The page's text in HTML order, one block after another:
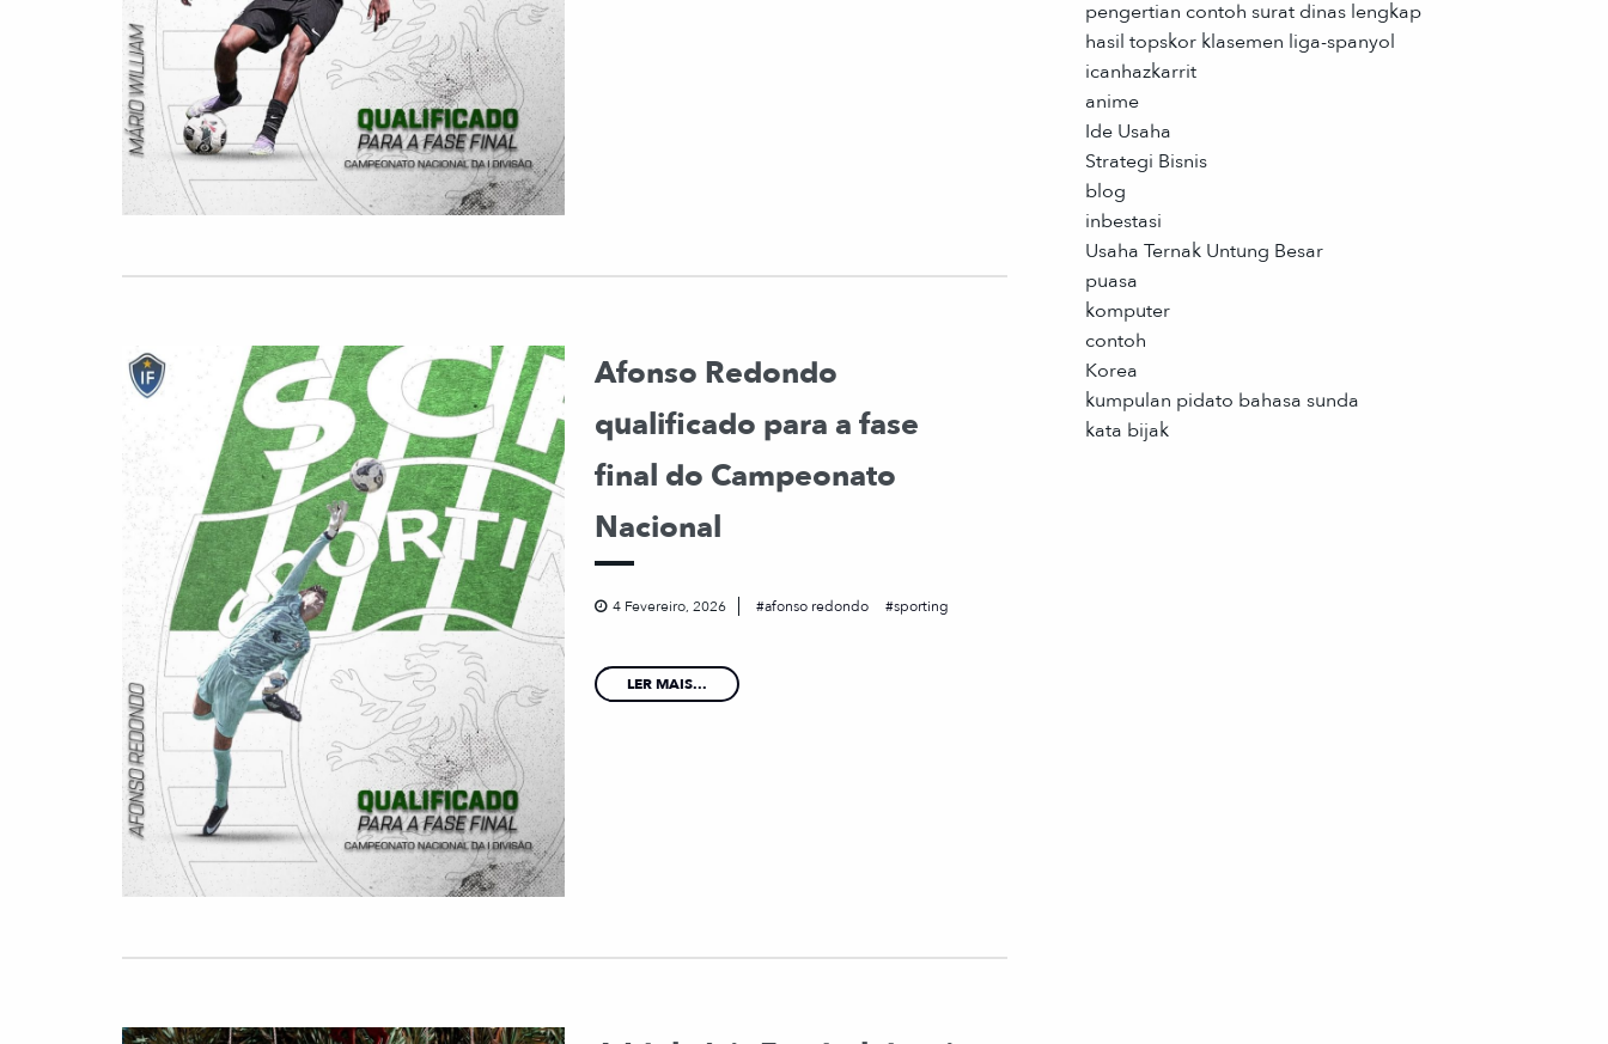
Afonso Redondo
qualificado para a fase
final do Campeonato
Nacional
4 Fevereiro, 2026 afonso redondo sporting
LER MAIS...
pengertian contoh surat dinas lengkap
hasil topskor klasemen liga-spanyol
icanhazkarrit
anime
Ide Usaha
Strategi Bisnis
blog
inbestasi
Usaha Ternak Untung Besar
puasa
komputer
contoh
Korea
kumpulan pidato bahasa sunda
kata bijak